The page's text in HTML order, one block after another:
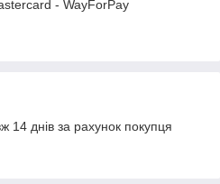
- WayForPay
14 днів за рахунок покупця